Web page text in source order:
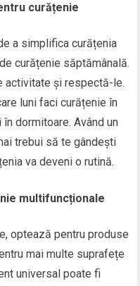
curățenie
a simplifica curățenia
curățenie săptămânală.
activitate și respectă-le.
luni faci curățenie în
dormitoare. Având un
trebui să te gândești
va deveni o rutină.
multifuncționale
optează pentru produse
mai multe suprafețe
universal poate fi